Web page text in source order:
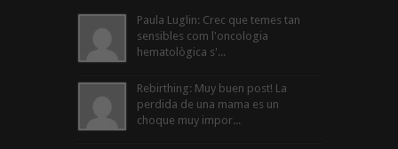
Paula Luglin: Crec que temes tan
sensibles com l'oncologia
hematològica s'...
Rebirthing: Muy buen post! La
perdida de una mama es un
choque muy impor...